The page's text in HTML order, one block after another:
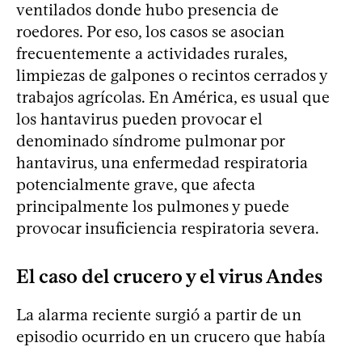
ventilados donde hubo presencia de
roedores. Por eso, los casos se asocian
frecuentemente a actividades rurales,
limpiezas de galpones o recintos cerrados y
trabajos agrícolas. En América, es usual que
los hantavirus pueden provocar el
denominado síndrome pulmonar por
hantavirus, una enfermedad respiratoria
potencialmente grave, que afecta
principalmente los pulmones y puede
provocar insuficiencia respiratoria severa.
El caso del crucero y el virus Andes
La alarma reciente surgió a partir de un
episodio ocurrido en un crucero que había